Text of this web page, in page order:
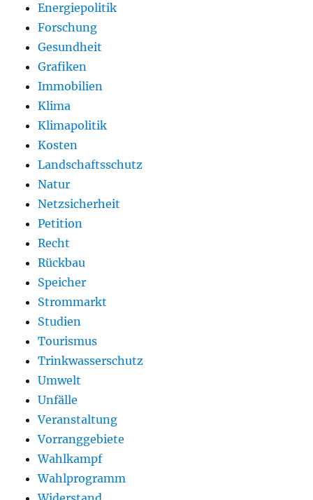
Energiepolitik
Forschung
Gesundheit
Grafiken
Immobilien
Klima
Klimapolitik
Kosten
Landschaftsschutz
Natur
Netzsicherheit
Petition
Recht
Rückbau
Speicher
Strommarkt
Studien
Tourismus
Trinkwasserschutz
Umwelt
Unfälle
Veranstaltung
Vorranggebiete
Wahlkampf
Wahlprogramm